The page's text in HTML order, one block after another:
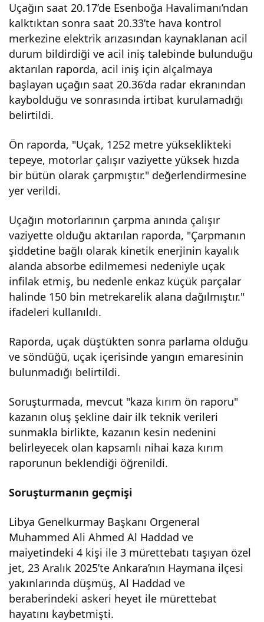
Uçağın saat 20.17’de Esenboğa Havalimanı’ndan
kalktıktan sonra saat 20.33’te hava kontrol
merkezine elektrik arızasından kaynaklanan acil
durum bildirdiği ve acil iniş talebinde bulunduğu
aktarılan raporda, acil iniş için alçalmaya
başlayan uçağın saat 20.36’da radar ekranından
kaybolduğu ve sonrasında irtibat kurulamadığı
belirtildi.
Ön raporda, "Uçak, 1252 metre yükseklikteki
tepeye, motorlar çalışır vaziyette yüksek hızda
bir bütün olarak çarpmıştır." değerlendirmesine
yer verildi.
Uçağın motorlarının çarpma anında çalışır
vaziyette olduğu aktarılan raporda, "Çarpmanın
şiddetine bağlı olarak kinetik enerjinin kayalık
alanda absorbe edilmemesi nedeniyle uçak
infilak etmiş, bu nedenle enkaz küçük parçalar
halinde 150 bin metrekarelik alana dağılmıştır."
ifadeleri kullanıldı.
Raporda, uçak düştükten sonra parlama olduğu
ve söndüğü, uçak içerisinde yangın emaresinin
bulunmadığı belirtildi.
Soruşturmada, mevcut "kaza kırım ön raporu"
kazanın oluş şekline dair ilk teknik verileri
sunmakla birlikte, kazanın kesin nedenini
belirleyecek olan kapsamlı nihai kaza kırım
raporunun beklendiği öğrenildi.
Soruşturmanın geçmişi
Libya Genelkurmay Başkanı Orgeneral
Muhammed Ali Ahmed Al Haddad ve
maiyetindeki 4 kişi ile 3 mürettebatı taşıyan özel
jet, 23 Aralık 2025’te Ankara’nın Haymana ilçesi
yakınlarında düşmüş, Al Haddad ve
beraberindeki askeri heyet ile mürettebat
hayatını kaybetmişti.
m
ön
rap
oru’
uşt
urm
a
dos
yası
na